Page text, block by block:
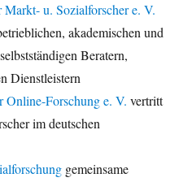
u. Sozialforscher e. V.
akademischen und
Beratern,
Dienstleistern
Online-Forschung e. V. vertritt
im deutschen
gemeinsame